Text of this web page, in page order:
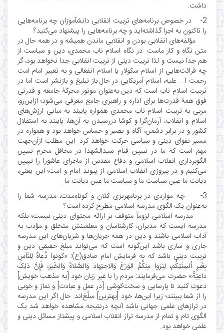
داشت.
2- در خصوص برنامه‌های تربیت انقلابی دانشآموزان چه برنامه‌هایی
را تاکنون به اجرا گذاشته‌اید و چه برنامه‌هایی را پیشنهاد می‌کنید؟
مؤلفه‌های انقلابی بودن و انقلابی ماندن همیشه و در همه حال در
متن نگاه و کار ماست. در نگاه اسلام ناب محمدی، دین و سیاست از
هم جدا نیست و لذا تربیت دینی از تربیت انقلابی جدا نخواهد بود، گر
چه قرائت‌هایی از اسلام سکولار یا اسلام انفعالی و به تعبیر امام امت
رحمت ا... علیه، اسلام آمریکایی در حال باز تبلیغ و بازنشر است اما در
تربیت اسلام ناب است که دین به‌عنوان موتور محرکۀ جامعه و قدرتی
فوق همۀ قدرت‌ها برای اداره و راهبری جامع معرفی می‌شود؛ ازاین‌رو،
مربی به تربیت اسلام ناب محمدی همواره پایبند به مبانی ارزش‌های
اسلام و انقلاب، آرمان‌گرا و کوشا دررسیدن به آن‌ها، پایبند به استقلال
کشور و در برابر دشمن، آگاه و بصیر و حساس خواهد بود و همواره در
مسیر تقوای دینی و سیاسی حرکت خواهد کرد. این مطلب ازآن‌جهت
مهم است که ما در تبیین قیام سیدالشهدا در محافل محرم تبیین
الگوبرداری انقلاب اسلامی و دفاع مقدس از ماجرای عاشورا را تبیین
می‌کنیم و در پیروزی انقلاب اسلامی از پیوند امام و امت؛ این یعنی،
دیانت ما عین سیاست ما و سیاست ما عین دیانت ما.
3- چه مواردی در برنامهریزی کلان و کوتاه‌مدت، مدرسه شما را
به‌عنوان یک الگوی مدرسه اسلامی مطرح کرده است؟
مدرسه اسلامی لزوماً متوقف بر ارائه محتوای دینی نیست؛ بلکه
مدرسه ایست که مدیران، کارشناسان و معلمینش متخلق و مؤدب به
آداب اسلامی باشند و دین در همه جریان‌ها و شریان‌های این مدرسه
جاری و ساری باشد این‌گونه است که می‌تواند مبلغ حقیقی دین و
تربیت دینی باشد که به فرمایش امام صادق(ع): «کونوا دُعاةً لِلنّاسِ
بِغَیرِ ألسِنَتِکُم، لِیَرَوا مِنکُمُ الوَرَعَ وَالاِجتِهادَ وَالصَّلاةَ وَالخَیرَ، فَإِنَّ ذلِکَ
داعِیَةٌ» حضرت می‌فرمایند: مردم را با غیر زبان خود [به مذهب خویش]
دعوت کنید تا پارسایى و سخت‌کوشی [در عمل و عبادت] و نماز و خوبى
را از شما ببینند؛ زیرا این‌ها، خود [بهترین] مبلّغ‌اند. حال اگر این مدرسه
در ترازهای علمی جهانی باشد آنچه درنتیجه مشاهده خواهد شد یک
الگوی تام و تمام از مدرسه تراز انقلاب اسلامی و پیشتاز مسائل دینی و
علمی خواهد بود.